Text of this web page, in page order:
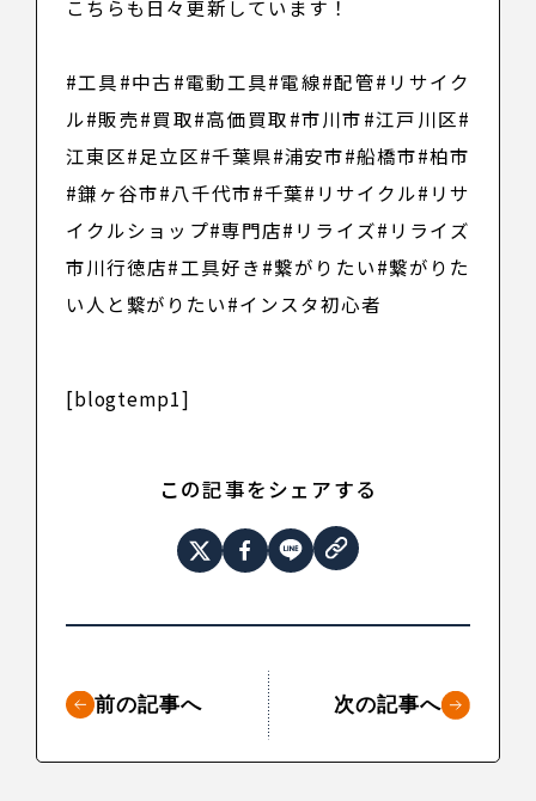
こちらも日々更新しています！
#工具#中古#電動工具#電線#配管#リサイク
ル#販売#買取#高価買取#市川市#江戸川区#
江東区#足立区#千葉県#浦安市#船橋市#柏市
#鎌ヶ谷市#八千代市#千葉#リサイクル#リサ
イクルショップ#専門店#リライズ#リライズ
市川行徳店#工具好き#繋がりたい#繋がりた
い人と繋がりたい#インスタ初心者
[blogtemp1]
この記事をシェアする
前の記事へ 次の記事へ